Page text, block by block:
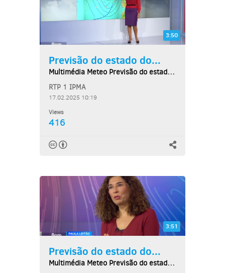
3:50
Previsão do estado do...
Multimédia Meteo Previsão do estado do tempo,...
RTP 1 IPMA
17.02.2025 10:19
Views
416
3:51
Previsão do estado do...
Multimédia Meteo Previsão do estado do tempo,...